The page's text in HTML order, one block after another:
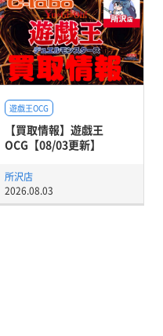
遊戯王OCG
【買取情報】遊戯王
OCG【08/03更新】
所沢店
2026.08.03